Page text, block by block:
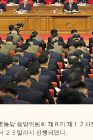
동당 중앙위원회 제８기 제１２
２３일까지 진행되였다.